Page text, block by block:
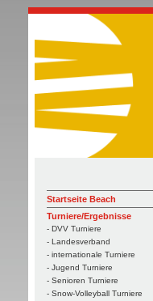
Startseite Beach
Turniere/Ergebnisse
- DVV Turniere
- Landesverband
- internationale Turniere
- Jugend Turniere
- Senioren Turniere
- Snow-Volleyball Turniere